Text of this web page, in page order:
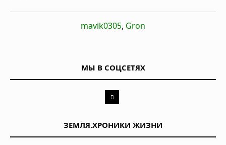
mavik0305, Gron
МЫ В СОЦСЕТЯХ
ЗЕМЛЯ.ХРОНИКИ ЖИЗНИ